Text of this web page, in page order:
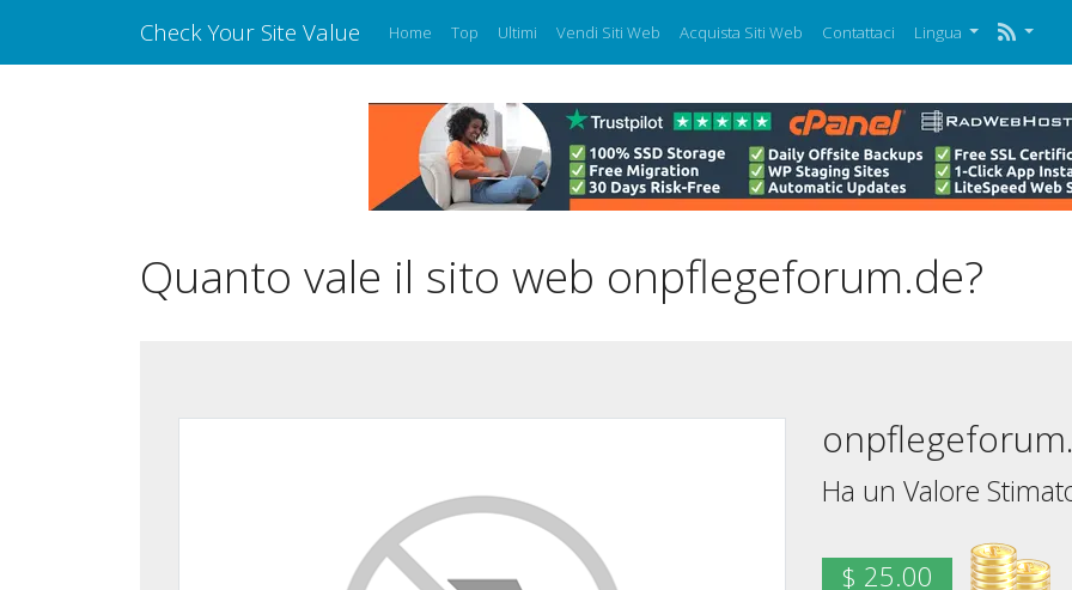
Check Your Site Value Home Top Ultimi Vendi Siti Web Acquista Siti Web Contattaci Lingua
Quanto vale il sito web onpflegeforum.de?
Ha un Valore
$ 25.00